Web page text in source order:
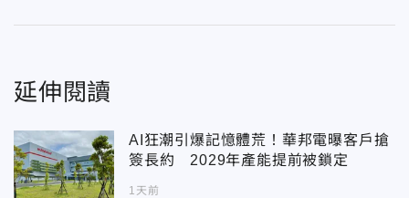
延伸閱讀
AI狂潮引爆記憶體荒！華邦電曝客戶搶
簽長約 2029年產能提前被鎖定
1天前